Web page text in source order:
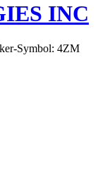
INC
Symbol: 4ZM